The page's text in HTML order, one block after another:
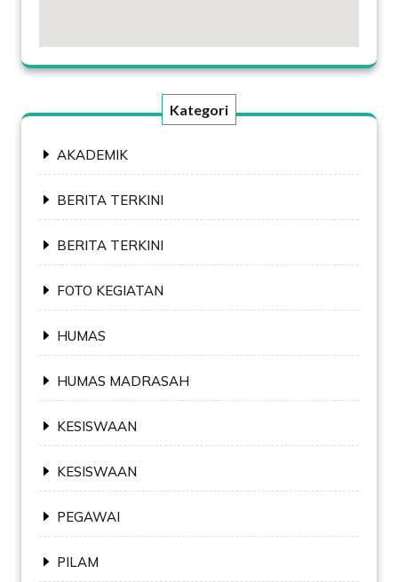
Kategori
AKADEMIK
BERITA TERKINI
BERITA TERKINI
FOTO KEGIATAN
HUMAS
HUMAS MADRASAH
KESISWAAN
KESISWAAN
PEGAWAI
PILAM